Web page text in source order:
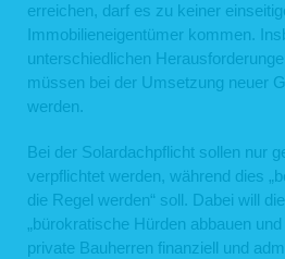
erreichen, darf es zu keiner
Immobilieneigentümer kommen.
unterschiedlichen
müssen bei der Umsetzung neuer
werden.
Bei der Solardachpflicht sollen nur
verpflichtet werden, während dies
die Regel werden“ soll. Dabei will
„bürokratische Hürden abbauen
private Bauherren finanziell und